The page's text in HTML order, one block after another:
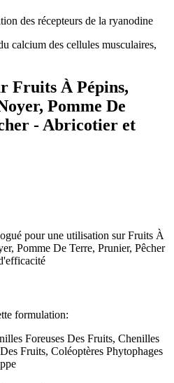
des récepteurs de la ryanodine
calcium des cellules musculaires,
Fruits À Pépins,
Pomme De
- Abricotier et
pour une utilisation sur Fruits À
Pomme De Terre, Prunier, Pêcher
formulation:
Foreuses Des Fruits, Chenilles
Fruits, Coléoptères Phytophages